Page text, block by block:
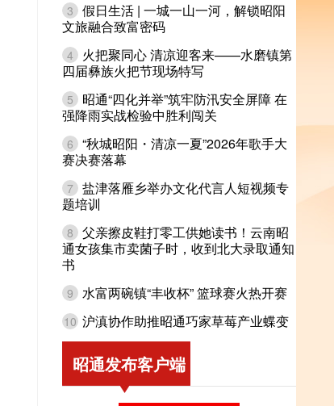
3 假日生活 | 一城一山一河，解锁昭阳
文旅融合致富密码
4
火把聚同心 清凉迎客来——水磨镇第
四届彝族火把节现场特写
5
昭通“四化并举”筑牢防汛安全屏障 在
强降雨实战检验中胜利闯关
6 “秋城昭阳・清凉一夏”2026年歌手大
赛决赛落幕
7 盐津落雁乡举办文化代言人短视频专
题培训
8 父亲擦皮鞋打零工供她读书！云南昭
通女孩集市卖菌子时，收到北大录取通知
书
9 水富两碗镇“丰收杯” 篮球赛火热开赛
10 沪滇协作助推昭通巧家草莓产业蝶变
昭通发布客户端